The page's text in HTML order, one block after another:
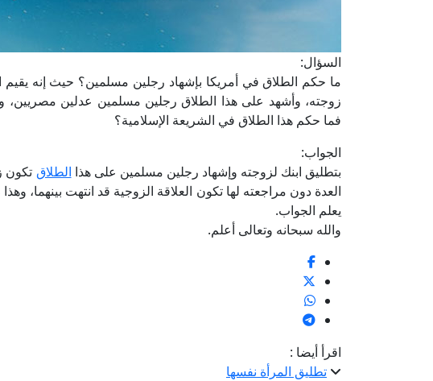
السؤال:
ما حكم الطلاق في أمريكا بإشهاد رجلين مسلمين؟ حيث إنه يقيم
زوجته، وأشهد على هذا الطلاق رجلين مسلمين عدلين مصريين،
فما حكم هذا الطلاق في الشريعة الإسلامية؟
الجواب:
بتطليق ابنك لزوجته وإشهاد رجلين مسلمين على هذا الطلاق تكون
العدة دون مراجعته لها تكون العلاقة الزوجية قد انتهت بينهما،
يعلم الجواب.
والله سبحانه وتعالى أعلم.
اقرأ أيضا :
تطليق المرأة نفسها